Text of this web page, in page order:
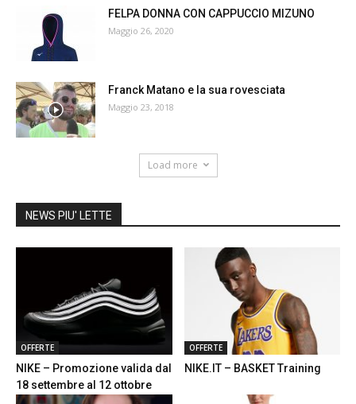
FELPA DONNA CON CAPPUCCIO MIZUNO
Maggio 26, 2020
Franck Matano e la sua rovesciata
Maggio 23, 2018
Load more
NEWS PIU' LETTE
OFFERTE
NIKE – Promozione valida dal
18 settembre al 12 ottobre
OFFERTE
NIKE.IT – BASKET Training